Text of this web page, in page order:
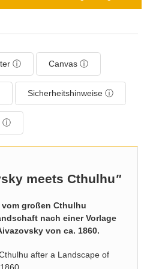
ⓘ Canvas ⓘ
Sicherheitshinweise ⓘ
ⓘ
meets Cthulhu"
großen Cthulhu
nach einer Vorlage
von ca. 1860.
after a Landscape of